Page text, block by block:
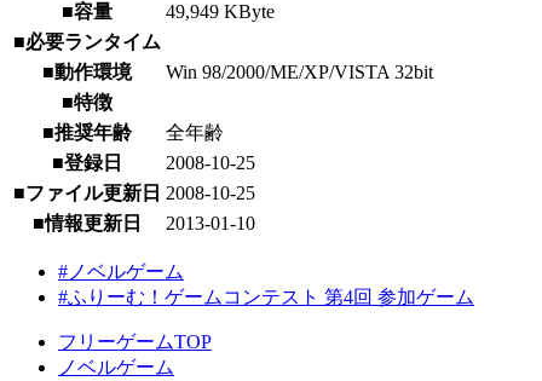
■容量
49,949 KByte
■必要ランタイム
■動作環境
Win 98/2000/ME/XP/VISTA 32bit
■特徴
■推奨年齢
全年齢
■登録日
2008-10-25
■ファイル更新日 2008-10-25
■情報更新日
2013-01-10
#ノベルゲーム
#ふりーむ！ゲームコンテスト 第4回 参加ゲーム
フリーゲームTOP
ノベルゲーム